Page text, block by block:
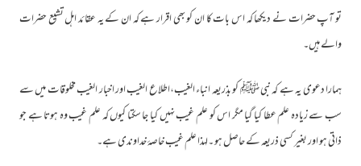
تو آپ حضرات نے دیکھا کہ اس بات کا ان کو بھی اقرار ہے کہ ان کے یہ عقائد اہل تشیع حضرات
والے ہیں۔
ہمارا دعوی یہ ہے کہ نبی ﷺ کو بذریعہ انباء الغیب،اطلاع الغیب اور اخبار الغیب مخلوقات میں سے
سب سے زیادہ علم عطا کیا گیا مگر اس کو علم غیب نہیں کیا جا سکتا کیوں کہ علم غیب وہ ہوتا ہے جو
ذاتی ہو اور بغیر کسی ذریعہ کے حاصل ہو ۔لہذا علم غیب خاصۂ خداوندی ہے۔